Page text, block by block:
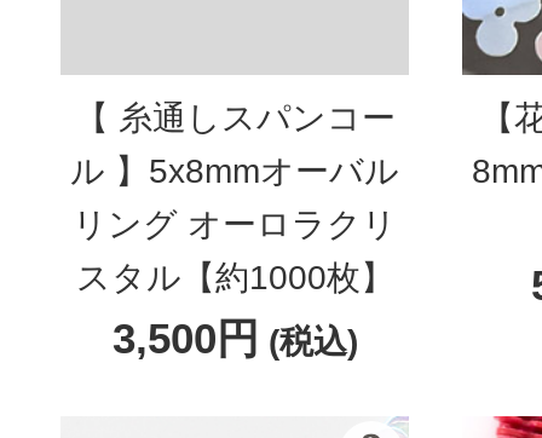
【 糸通しスパンコー
ル 】5x8mmオーバル
リング オーロラクリ
スタル【約1000枚】
3,500円 (税込)
【